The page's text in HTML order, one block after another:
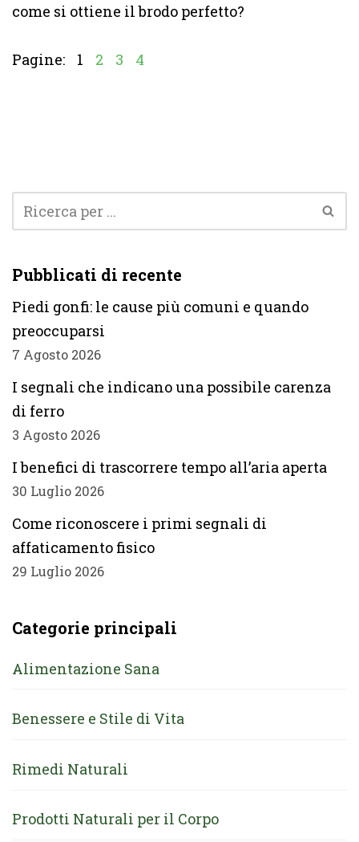
come si ottiene il brodo perfetto?
Pagine: 1 2 3 4
Pubblicati di recente
Piedi gonfi: le cause più comuni e quando
preoccuparsi
7 Agosto 2026
I segnali che indicano una possibile carenza
di ferro
3 Agosto 2026
I benefici di trascorrere tempo all’aria aperta
30 Luglio 2026
Come riconoscere i primi segnali di
affaticamento fisico
29 Luglio 2026
Categorie principali
Alimentazione Sana
Benessere e Stile di Vita
Rimedi Naturali
Prodotti Naturali per il Corpo